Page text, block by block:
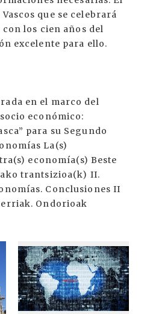
que se celebrará
los cien años del
excelente para ello.
en el marco del
económico:
para su Segundo
La(s)
economía(s) Beste
trantsizioa(k) II.
Conclusiones II
Ondorioak